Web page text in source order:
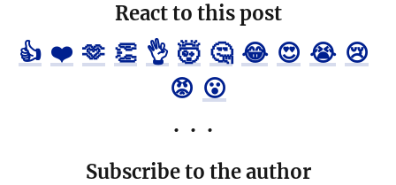
React to this post
👍 ❤️ 🫶 👏 👌 🤯 🤔 😂 😍 😭 😢
😡 😮
Subscribe to the author